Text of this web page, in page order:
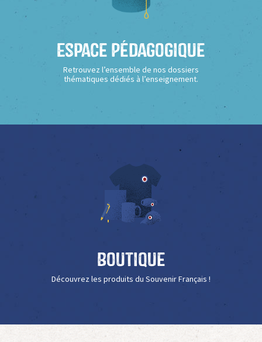
Espace Pédagogique
Retrouvez l’ensemble de nos dossiers
thématiques dédiés à l’enseignement.
Boutique
Découvrez les produits du Souvenir Français !